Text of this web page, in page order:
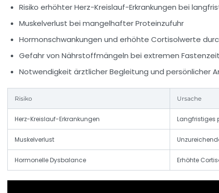
Risiko erhöhter Herz-Kreislauf-Erkrankungen bei
Muskelverlust bei mangelhafter Proteinzufuhr
Hormonschwankungen und erhöhte Cortisolwerte
Gefahr von Nährstoffmängeln bei extremen
Notwendigkeit ärztlicher Begleitung und persönlicher
Risiko Ursache
Herz-Kreislauf-Erkrankungen Langfristiges
Muskelverlust
Hormonelle Dysbalance Erhöhte